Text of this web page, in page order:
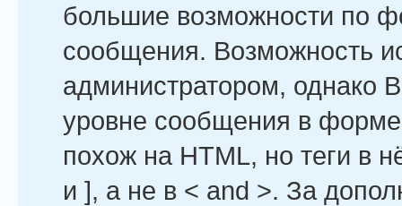
большие возможности по
сообщения. Возможность
администратором, однако
уровне сообщения в форме
похож на HTML, но теги в
и ], а не в < and >. За